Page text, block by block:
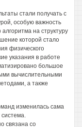
стали получать с
особую важность
на структуру
которой стало
физического
указания в работе
большое
вычислительными
а также
изменилась сама
система.
связана со